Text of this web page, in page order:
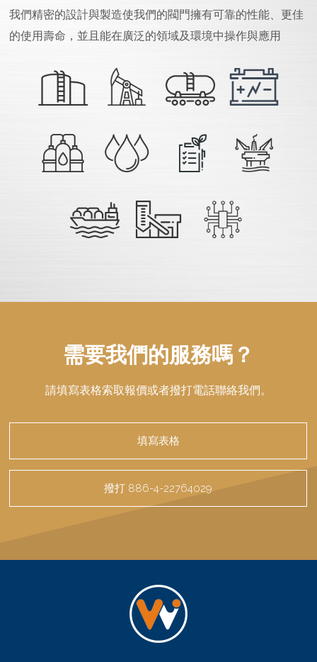
我們精密的設計與製造使我們的閥門擁有可靠的性能、更佳
的使用壽命，並且能在廣泛的領域及環境中操作與應用
需要我們的服務嗎？
請填寫表格索取報價或者撥打電話聯絡我們。
填寫表格
撥打 886-4-22764029